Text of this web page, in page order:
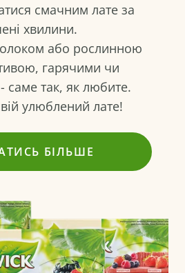
смачним лате за
хвилини.
або рослинною
гарячими чи
саме так, як любите.
улюблений лате!
БІЛЬШЕ